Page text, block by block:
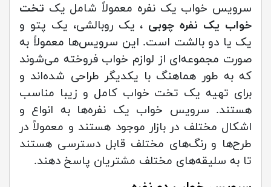
سرویس خواب یک نفره معمولاً شامل یک تخت
خواب یک نفره چوبی ، یک روبالشی، یک پتو و
یک یا دو بالشت است. این سرویس‌ها معمولاً به
صورت مجموعه‌ای از لوازم خواب فروخته می‌شوند
که به طور هماهنگ با یکدیگر طراحی شده‌اند و
برای تهیه یک تخت خواب کامل و زیبا مناسب
هستند. سرویس خواب یک نفره‌ها به انواع و
اشکال مختلف در بازار موجود هستند و معمولاً در
طرح‌ها و رنگ‌های مختلف قابل دسترسی هستند
تا به سلیقه‌های مختلف مشتریان پاسخ دهند.